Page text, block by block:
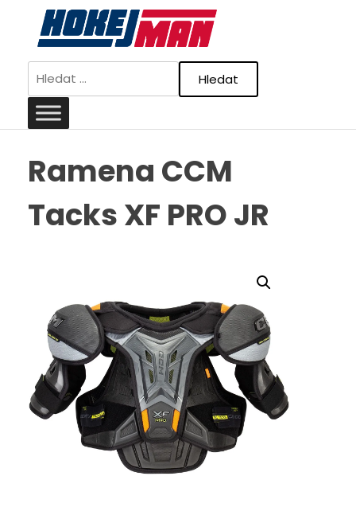
content
Vyhledávání
Ramena CCM
Tacks XF PRO JR